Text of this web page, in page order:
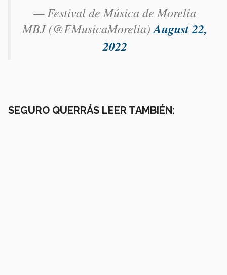
— Festival de Música de Morelia
MBJ (@FMusicaMorelia)August 22,
2022
SEGURO QUERRÁS LEER TAMBIÉN: